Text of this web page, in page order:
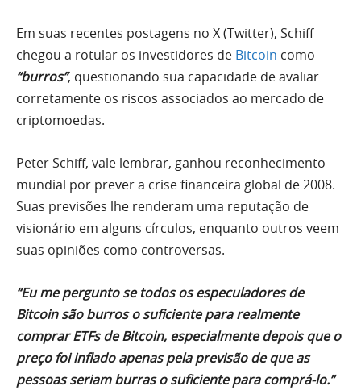
Em suas recentes postagens no X (Twitter), Schiff
chegou a rotular os investidores de Bitcoin como
“burros”, questionando sua capacidade de avaliar
corretamente os riscos associados ao mercado de
criptomoedas.
Peter Schiff, vale lembrar, ganhou reconhecimento
mundial por prever a crise financeira global de 2008.
Suas previsões lhe renderam uma reputação de
visionário em alguns círculos, enquanto outros veem
suas opiniões como controversas.
“Eu me pergunto se todos os especuladores de
Bitcoin são burros o suficiente para realmente
comprar ETFs de Bitcoin, especialmente depois que o
preço foi inflado apenas pela previsão de que as
pessoas seriam burras o suficiente para comprá-lo.”